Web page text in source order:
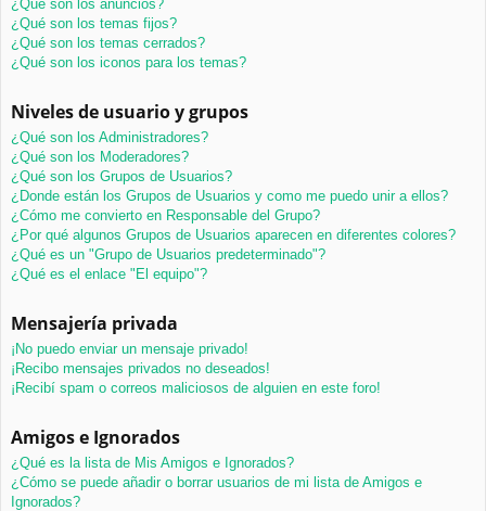
¿Qué son los anuncios?
¿Qué son los temas fijos?
¿Qué son los temas cerrados?
¿Qué son los iconos para los temas?
Niveles de usuario y grupos
¿Qué son los Administradores?
¿Qué son los Moderadores?
¿Qué son los Grupos de Usuarios?
¿Donde están los Grupos de Usuarios y como me puedo unir a ellos?
¿Cómo me convierto en Responsable del Grupo?
¿Por qué algunos Grupos de Usuarios aparecen en diferentes colores?
¿Qué es un "Grupo de Usuarios predeterminado"?
¿Qué es el enlace "El equipo"?
Mensajería privada
¡No puedo enviar un mensaje privado!
¡Recibo mensajes privados no deseados!
¡Recibí spam o correos maliciosos de alguien en este foro!
Amigos e Ignorados
¿Qué es la lista de Mis Amigos e Ignorados?
¿Cómo se puede añadir o borrar usuarios de mi lista de Amigos e
Ignorados?